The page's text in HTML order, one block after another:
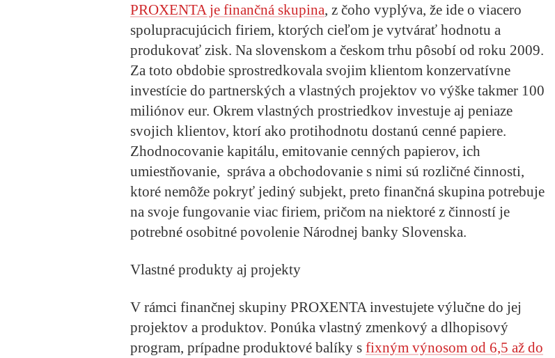
PROXENTA je finančná skupina, z čoho vyplýva, že ide o viacero
spolupracujúcich firiem, ktorých cieľom je vytvárať hodnotu a
produkovať zisk. Na slovenskom a českom trhu pôsobí od roku 2009.
Za toto obdobie sprostredkovala svojim klientom konzervatívne
investície do partnerských a vlastných projektov vo výške takmer 100
miliónov eur. Okrem vlastných prostriedkov investuje aj peniaze
svojich klientov, ktorí ako protihodnotu dostanú cenné papiere.
Zhodnocovanie kapitálu, emitovanie cenných papierov, ich
umiestňovanie, správa a obchodovanie s nimi sú rozličné činnosti,
ktoré nemôže pokryť jediný subjekt, preto finančná skupina potrebuje
na svoje fungovanie viac firiem, pričom na niektoré z činností je
potrebné osobitné povolenie Národnej banky Slovenska.
Vlastné produkty aj projekty
V rámci finančnej skupiny PROXENTA investujete výlučne do jej
projektov a produktov. Ponúka vlastný zmenkový a dlhopisový
program, prípadne produktové balíky s fixným výnosom od 6,5 až do